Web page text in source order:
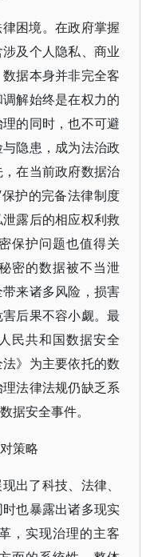
困境。在政府掌握
及个人隐私、商业
据本身并非完全客
解始终是在权力的
的同时，也不可避
隐患，成为法治政
在当前政府数据治
护的完备法律制度
露后的相应权利救
保护问题也值得关
密的数据被不当泄
来诸多风险，损害
后果不容小觑。最
民共和国数据安全
》为主要依托的数
法律法规仍缺乏系
据安全事件。
策略
出了科技、法律、
也暴露出诸多现实
，实现治理的主客